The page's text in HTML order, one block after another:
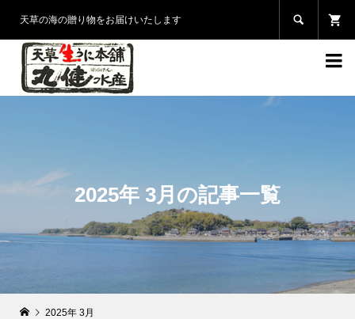
天草の海の贈り物をお届けいたします 

2025年 3月の記事一覧
2025年 3月